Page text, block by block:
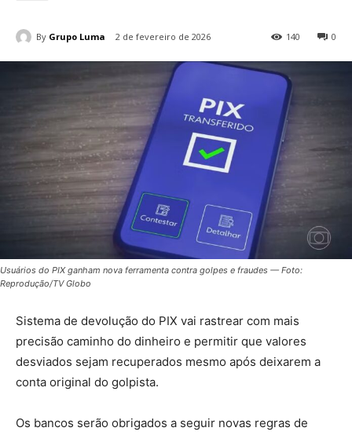
By Grupo Luma 2 de fevereiro de 2026 0
140
Usuários do PIX ganham nova ferramenta contra golpes e fraudes — Foto:
Reprodução/TV Globo
Sistema de devolução do PIX vai rastrear com mais
precisão caminho do dinheiro e permitir que valores
desviados sejam recuperados mesmo após deixarem a
conta original do golpista.
Os bancos serão obrigados a seguir novas regras de